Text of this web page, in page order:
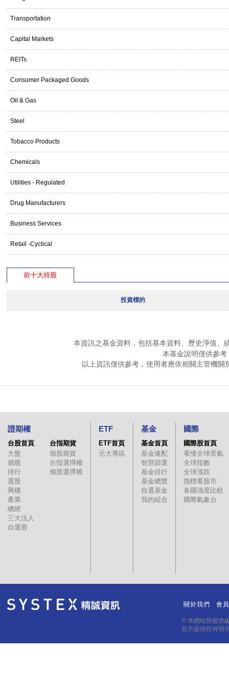
Transportation
Capital Markets
REITs
Consumer Packaged Goods
Oil & Gas
Steel
Tobacco Products
Chemicals
Utilities - Regulated
Drug Manufacturers
Business Services
Retail -Cyclical
前十大持股
投資標的
本資訊之基金資料，包括基本資料、歷史淨值、
本基金說明僅供參
以上資訊僅供參考，使用者應依相關主管機
證期權
台股首頁
大盤
個股
排行
選股
興櫃
產業
總經
三大法人
自選股
台指期貨
個股期貨
台指選擇權
個股選擇權
ETF
ETF首頁
元大專區
基金
基金首頁
基金速配
智慧篩選
基金排行
基金總覽
自選基金
我的組合
國際
國際股首頁
看懂全球景氣
全球指數
全球漲跌
指標看股市
各國強度比較
國際氣象台
關於我們 會
© 本網站所提供
並不提供任何明